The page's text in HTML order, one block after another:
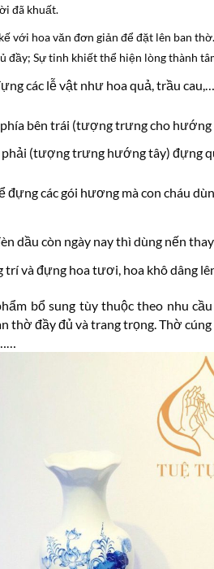
đã khuất.
với hoa văn đơn giản để đặt lên ban
đầy; Sự tinh khiết thể hiện lòng thành
các lễ vật như hoa quả, trầu cau,…
bên trái (tượng trưng cho hướng
phải (tượng trưng hướng tây) đựng
đựng các gói hương mà con cháu
dầu còn ngày nay thì dùng nến
và đựng hoa tươi, hoa khô dâng
bổ sung tùy thuộc theo nhu
thờ đầy đủ và trang trọng. Thờ